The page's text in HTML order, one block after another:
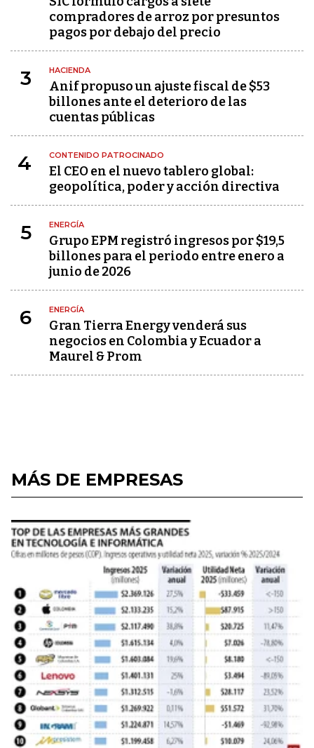
compradores de arroz por presuntos
pagos por debajo del precio
3 HACIENDA
Anif propuso un ajuste fiscal de $53
billones ante el deterioro de las
cuentas públicas
4 CONTENIDO PATROCINADO
El CEO en el nuevo tablero global:
geopolítica, poder y acción directiva
5 ENERGÍA
Grupo EPM registró ingresos por $19,5
billones para el periodo entre enero a
junio de 2026
6 ENERGÍA
Gran Tierra Energy venderá sus
negocios en Colombia y Ecuador a
Maurel & Prom
MÁS DE EMPRESAS